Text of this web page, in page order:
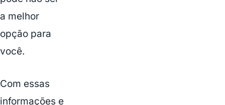
a melhor
opção para
você.
Com essas
informações e